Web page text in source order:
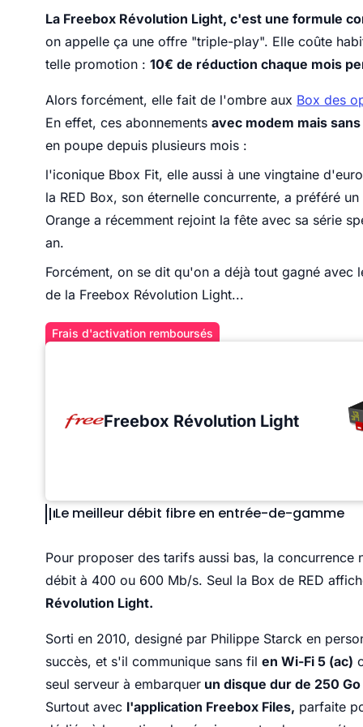
La Freebox Révolution Light, c'est une formule
on appelle ça une offre "triple-play". Elle coûte
telle promotion : 10€ de réduction chaque mois
Alors forcément, elle fait de l'ombre aux Box des
En effet, ces abonnements avec modem mais
en poupe depuis plusieurs mois :
l'iconique Bbox Fit, elle aussi à une vingtaine
la RED Box, son éternelle concurrente, a préféré
Orange a récemment rejoint la fête avec sa série
an.
Forcément, on se dit qu'on a déjà tout gagné
de la Freebox Révolution Light...
Frais d'activation remboursés
Freebox Révolution Light
Le meilleur débit fibre en entrée-de-gamme
Pour proposer des tarifs aussi bas, la
débit à 400 ou 600 Mb/s. Seul la Box de RED
Révolution Light.
Sorti en 2010, designé par Philippe Starck en
succès, et s'il communique sans fil en Wi-Fi 5 (ac)
seul serveur à embarquer un disque dur de 250 Go
Surtout avec l'application Freebox Files, parfaite